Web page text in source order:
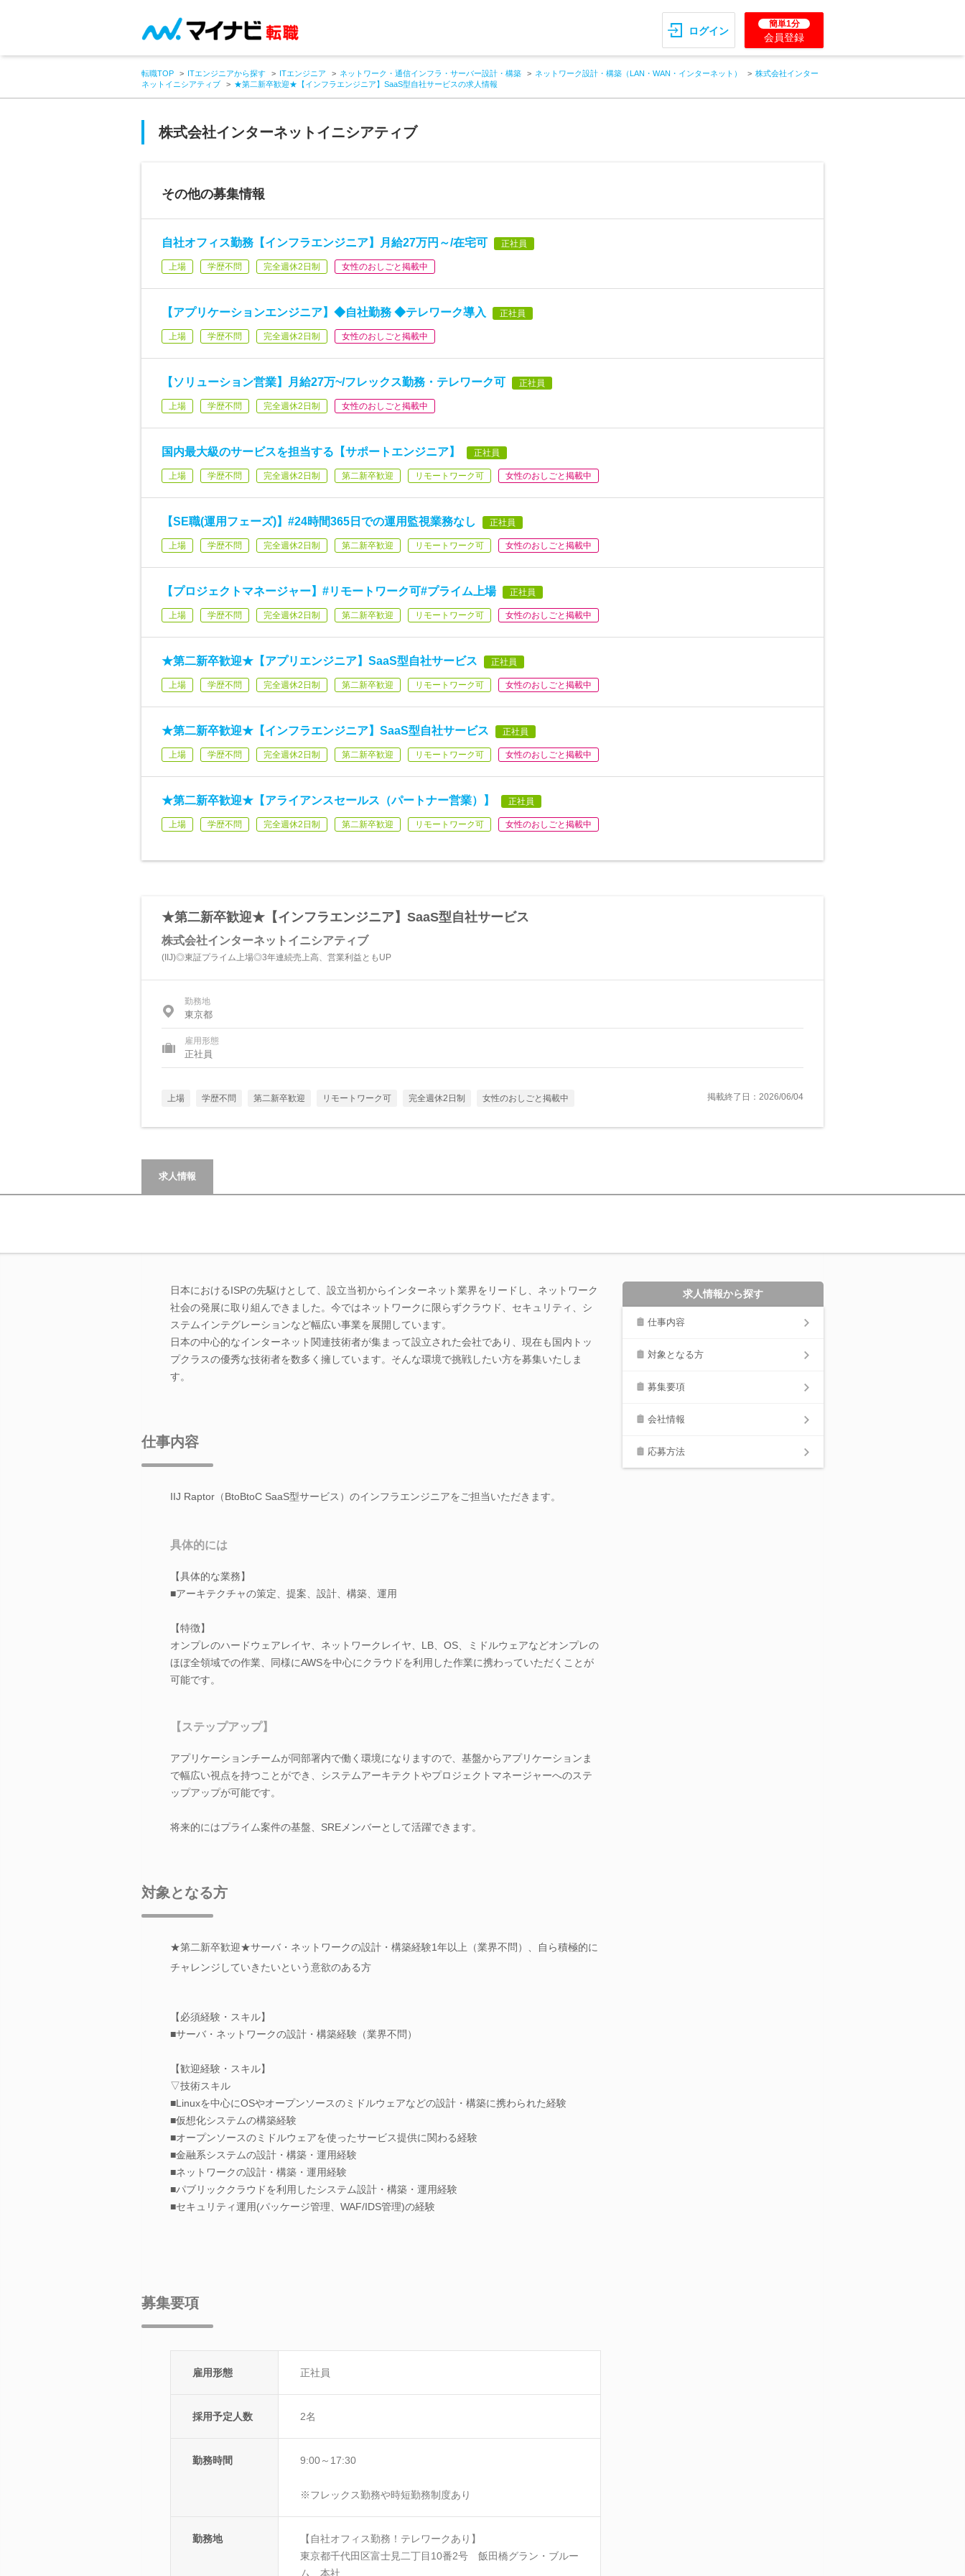
ログイン
簡単1分
会員登録
転職TOP ITエンジニアから探す ITエンジニア ネットワーク・通信インフラ・サーバー設計・構築 ネットワーク設計・構築（LAN・WAN・インターネット）
株式会社インター
ネットイニシアティブ
★第二新卒歓迎★【インフラエンジニア】SaaS型自社サービスの求人情報
株式会社インターネットイニシアティブ
その他の募集情報
自社オフィス勤務【インフラエンジニア】月給27万円～/在宅可 正社員
上場 学歴不問 完全週休2日制 女性のおしごと掲載中
【アプリケーションエンジニア】◆自社勤務 ◆テレワーク導入 正社員
上場 学歴不問 完全週休2日制 女性のおしごと掲載中
【ソリューション営業】月給27万~/フレックス勤務・テレワーク可 正社員
上場 学歴不問 完全週休2日制 女性のおしごと掲載中
国内最大級のサービスを担当する【サポートエンジニア】 正社員
上場 学歴不問 完全週休2日制 第二新卒歓迎 リモートワーク可 女性のおしごと掲載中
【SE職(運用フェーズ)】#24時間365日での運用監視業務なし 正社員
上場 学歴不問 完全週休2日制 第二新卒歓迎 リモートワーク可 女性のおしごと掲載中
【プロジェクトマネージャー】#リモートワーク可#プライム上場 正社員
上場 学歴不問 完全週休2日制 第二新卒歓迎 リモートワーク可 女性のおしごと掲載中
★第二新卒歓迎★【アプリエンジニア】SaaS型自社サービス 正社員
上場 学歴不問 完全週休2日制 第二新卒歓迎 リモートワーク可 女性のおしごと掲載中
★第二新卒歓迎★【インフラエンジニア】SaaS型自社サービス 正社員
上場 学歴不問 完全週休2日制 第二新卒歓迎 リモートワーク可 女性のおしごと掲載中
★第二新卒歓迎★【アライアンスセールス（パートナー営業）】 正社員
上場 学歴不問 完全週休2日制 第二新卒歓迎 リモートワーク可 女性のおしごと掲載中
★第二新卒歓迎★【インフラエンジニア】SaaS型自社サービス
株式会社インターネットイニシアティブ
(IIJ)◎東証プライム上場◎3年連続売上高、営業利益ともUP
勤務地
東京都
雇用形態
正社員
上場 学歴不問 第二新卒歓迎 リモートワーク可 完全週休2日制 女性のおしごと掲載中 掲載終了日：2026/06/04
求人情報
日本におけるISPの先駆けとして、設立当初からインターネット業界をリードし、ネットワーク
社会の発展に取り組んできました。今ではネットワークに限らずクラウド、セキュリティ、シ
ステムインテグレーションなど幅広い事業を展開しています。
日本の中心的なインターネット関連技術者が集まって設立された会社であり、現在も国内トッ
プクラスの優秀な技術者を数多く擁しています。そんな環境で挑戦したい方を募集いたしま
す。
仕事内容
IIJ Raptor（BtoBtoC SaaS型サービス）のインフラエンジニアをご担当いただきます。
具体的には
【具体的な業務】
■アーキテクチャの策定、提案、設計、構築、運用
【特徴】
オンプレのハードウェアレイヤ、ネットワークレイヤ、LB、OS、ミドルウェアなどオンプレの
ほぼ全領域での作業、同様にAWSを中心にクラウドを利用した作業に携わっていただくことが
可能です。
【ステップアップ】
アプリケーションチームが同部署内で働く環境になりますので、基盤からアプリケーションま
で幅広い視点を持つことができ、システムアーキテクトやプロジェクトマネージャーへのステ
ップアップが可能です。
将来的にはプライム案件の基盤、SREメンバーとして活躍できます。
対象となる方
★第二新卒歓迎★サーバ・ネットワークの設計・構築経験1年以上（業界不問）、自ら積極的に
チャレンジしていきたいという意欲のある方
【必須経験・スキル】
■サーバ・ネットワークの設計・構築経験（業界不問）
【歓迎経験・スキル】
▽技術スキル
■Linuxを中心にOSやオープンソースのミドルウェアなどの設計・構築に携わられた経験
■仮想化システムの構築経験
■オープンソースのミドルウェアを使ったサービス提供に関わる経験
■金融系システムの設計・構築・運用経験
■ネットワークの設計・構築・運用経験
■パブリッククラウドを利用したシステム設計・構築・運用経験
■セキュリティ運用(パッケージ管理、WAF/IDS管理)の経験
募集要項
雇用形態 正社員
採用予定人数 2名
勤務時間 9:00～17:30
※フレックス勤務や時短勤務制度あり
勤務地
【自社オフィス勤務！テレワークあり】
東京都千代田区富士見二丁目10番2号 飯田橋グラン・ブルー
ム 本社
求人情報から探す
仕事内容
対象となる方
募集要項
会社情報
応募方法